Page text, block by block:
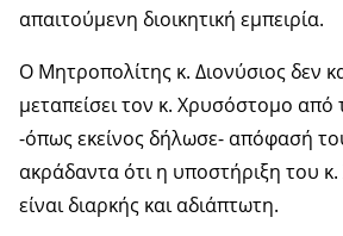
απαιτούμενη διοικητική εμπειρία.
Ο Μητροπολίτης κ. Διονύσιος δεν
μεταπείσει τον κ. Χρυσόστομο από
-όπως εκείνος δήλωσε- απόφασή
ακράδαντα ότι η υποστήριξη του
είναι διαρκής και αδιάπτωτη.